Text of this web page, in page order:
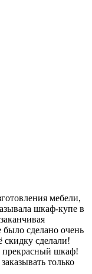
мебели,
шкаф-купе в
сделано очень
сделали!
прекрасный шкаф!
только